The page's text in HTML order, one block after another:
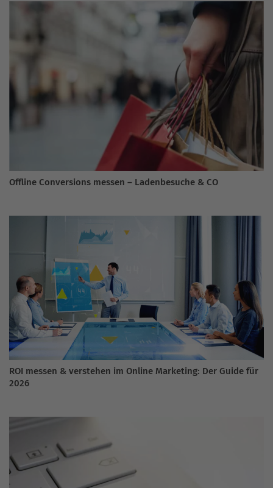
Offline Conversions messen – Ladenbesuche & CO
ROI messen & verstehen im Online Marketing: Der Guide für
2026